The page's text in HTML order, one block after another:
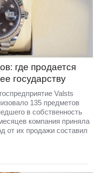
где продается
государству
Valsts
135 предметов
в собственность
компания приняла
от их продажи составил